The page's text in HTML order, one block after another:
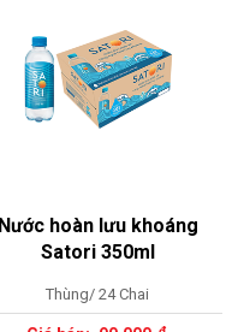
Nước hoàn lưu khoáng
Satori 350ml
Thùng/ 24 Chai